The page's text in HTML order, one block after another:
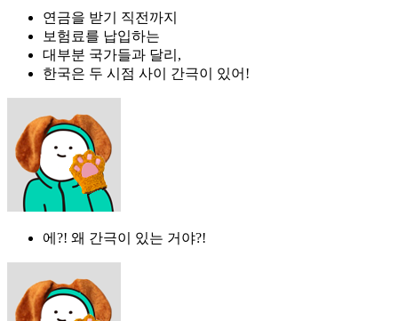
연금을 받기 직전까지
보험료를 납입하는
대부분 국가들과 달리,
한국은 두 시점 사이 간극이 있어!
에?! 왜 간극이 있는 거야?!